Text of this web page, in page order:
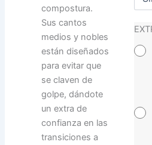
compostura.
Sus cantos
medios y nobles
están diseñados
para evitar que
se claven de
golpe, dándote
un extra de
confianza en las
transiciones a